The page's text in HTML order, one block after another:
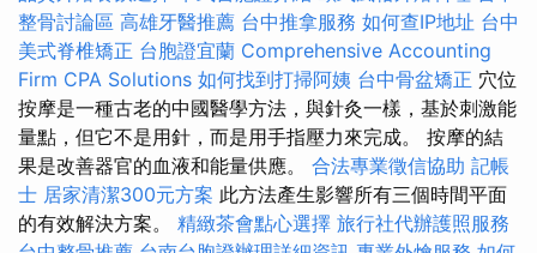
整骨討論區 高雄牙醫推薦 台中推拿服務 如何查IP地址 台中
美式脊椎矯正 台胞證宜蘭 Comprehensive Accounting
Firm CPA Solutions 如何找到打掃阿姨 台中骨盆矯正 穴位
按摩是一種古老的中國醫學方法，與針灸一樣，基於刺激能
量點，但它不是用針，而是用手指壓力來完成。 按摩的結
果是改善器官的血液和能量供應。 合法專業徵信協助 記帳
士 居家清潔300元方案 此方法產生影響所有三個時間平面
的有效解決方案。 精緻茶會點心選擇 旅行社代辦護照服務